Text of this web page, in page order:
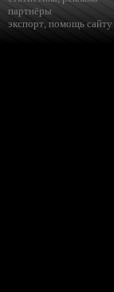
партнёры
экспорт, помощь сайту